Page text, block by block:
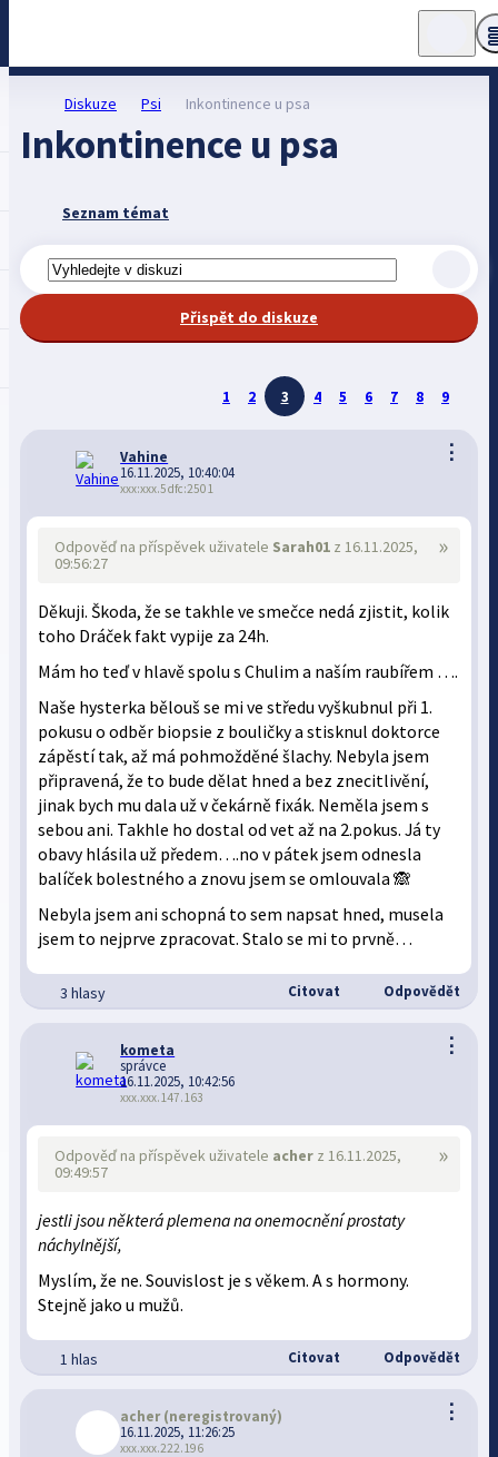
Diskuze Psi Inkontinence u psa
Inkontinence u psa
Seznam témat
Přispět do diskuze
1 2 3 4 5 6 7 8 9
⋮
Vahine
16.11.2025, 10:40:04
xxx:xxx.5dfc:2501
»
Odpověď na příspěvek uživatele Sarah01 z 16.11.2025,
09:56:27
Děkuji. Škoda, že se takhle ve smečce nedá zjistit, kolik
toho Dráček fakt vypije za 24h.
Mám ho teď v hlavě spolu s Chulim a naším raubířem ….
Naše hysterka bělouš se mi ve středu vyškubnul při 1.
pokusu o odběr biopsie z bouličky a stisknul doktorce
zápěstí tak, až má pohmožděné šlachy. Nebyla jsem
připravená, že to bude dělat hned a bez znecitlivění,
jinak bych mu dala už v čekárně fixák. Neměla jsem s
sebou ani. Takhle ho dostal od vet až na 2.pokus. Já ty
obavy hlásila už předem….no v pátek jsem odnesla
balíček bolestného a znovu jsem se omlouvala 🙈
Nebyla jsem ani schopná to sem napsat hned, musela
jsem to nejprve zpracovat. Stalo se mi to prvně…
3 hlasy Citovat Odpovědět
⋮
kometa
správce
16.11.2025, 10:42:56
xxx.xxx.147.163
»
Odpověď na příspěvek uživatele acher z 16.11.2025,
09:49:57
jestli jsou některá plemena na onemocnění prostaty
náchylnější,
Myslím, že ne. Souvislost je s věkem. A s hormony.
Stejně jako u mužů.
1 hlas Citovat Odpovědět
⋮
acher(neregistrovaný)
16.11.2025, 11:26:25
xxx.xxx.222.196